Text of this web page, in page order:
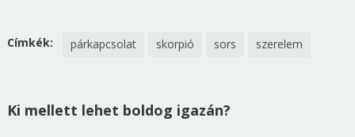
Címkék: párkapcsolat skorpió sors szerelem
Ki mellett lehet boldog igazán?